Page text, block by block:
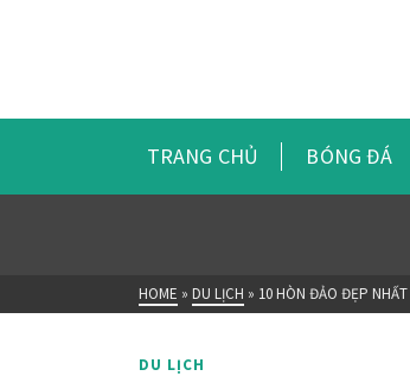
TRANG CHỦ BÓNG ĐÁ
HOME » DU LỊCH » 10 HÒN ĐẢO ĐẸP
DU LỊCH